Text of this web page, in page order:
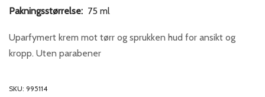
Pakningsstørrelse: 75 ml
Uparfymert krem mot tørr og sprukken hud for ansikt og
kropp. Uten parabener
SKU: 995114